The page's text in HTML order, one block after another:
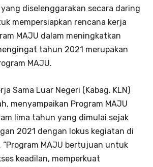
yang diselenggarakan secara daring
mempersiapkan rencana kerja
MAJU dalam meningkatkan
tahun 2021 merupakan
MAJU.
Sama Luar Negeri (Kabag. KLN)
menyampaikan Program MAJU
lima tahun yang dimulai sejak
2021 dengan lokus kegiatan di
“Program MAJU bertujuan untuk
keadilan, memperkuat